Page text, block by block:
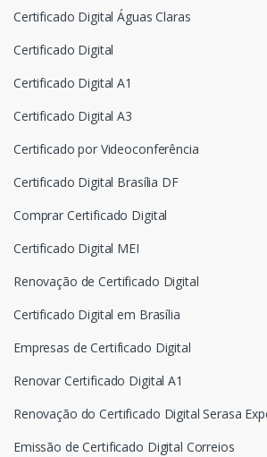
Certificado Digital Águas Claras
Certificado Digital
Certificado Digital A1
Certificado Digital A3
Certificado por Videoconferência
Certificado Digital Brasília DF
Comprar Certificado Digital
Certificado Digital MEI
Renovação de Certificado Digital
Certificado Digital em Brasília
Empresas de Certificado Digital
Renovar Certificado Digital A1
Renovação do Certificado Digital Serasa
Emissão de Certificado Digital Correios